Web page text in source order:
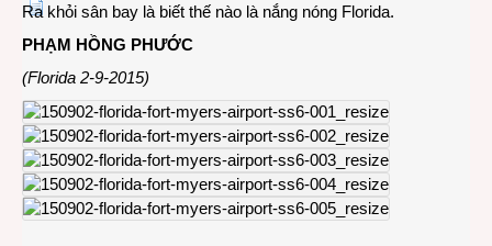
Ra khỏi sân bay là biết thế nào là nắng nóng Florida.
PHẠM HỒNG PHƯỚC
(Florida 2-9-2015)